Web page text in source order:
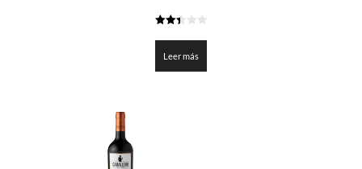
de 5
Leer más